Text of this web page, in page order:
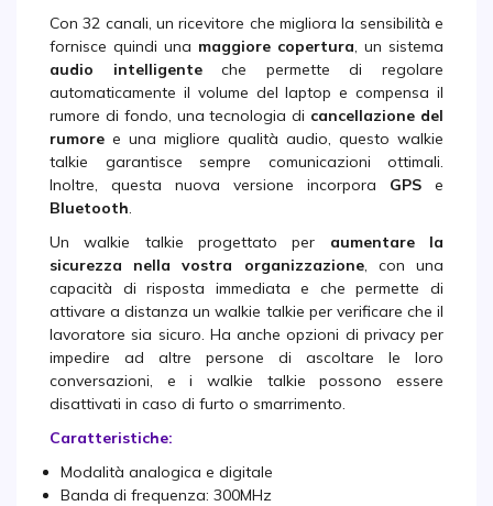
Con 32 canali, un ricevitore che migliora la sensibilità e
fornisce quindi una maggiore copertura, un sistema
audio intelligenteche permette di regolare
automaticamente il volume del laptop e compensa il
rumore di fondo, una tecnologia di cancellazione del
rumore e una migliore qualità audio, questo walkie
talkie garantisce sempre comunicazioni ottimali.
Inoltre, questa nuova versione incorpora GPS e
Bluetooth.
Un walkie talkie progettato per aumentare la
sicurezza nella vostra organizzazione, con una
capacità di risposta immediata e che permette di
attivare a distanza un walkie talkie per verificare che il
lavoratore sia sicuro. Ha anche opzioni di privacy per
impedire ad altre persone di ascoltare le loro
conversazioni, e i walkie talkie possono essere
disattivati in caso di furto o smarrimento.
Caratteristiche:
Modalità analogica e digitale
Banda di frequenza: 300MHz